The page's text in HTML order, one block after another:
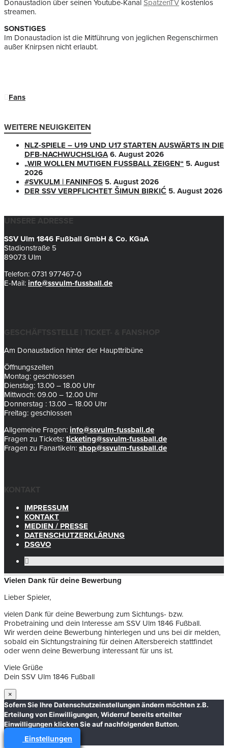
Donaustadion über seinen Youtube-Kanal SpatzenTV kostenlos
streamen.
SONSTIGES
Im Donaustadion ist die Mitführung von jeglichen Regenschirmen
außer Knirpsen nicht erlaubt.
Fans
WEITERE NEUIGKEITEN
NLZ-SPIELE – U19 UND U17 STARTEN AUSWÄRTS IN DIE
DFB-NACHWUCHSLIGA 6. August 2026
„WIR WOLLEN MUTIGEN FUSSBALL ZEIGEN“
5. August
2026
#SVKULM | FANINFOS 5. August 2026
DER SSV VERPFLICHTET ŠIMUN BIRKIĆ 5. August 2026
UNSERE ADRESSE
SSV Ulm 1846 Fußball GmbH & Co. KGaA
Stadionstraße 5
89073 Ulm
Telefon: 0731 977467-0
E-Mail: info@ssvulm-fussball.de
GESCHÄFTSSTELLE | TICKET- & FANSHOP
Am Donaustadion hinter der Haupttribüne
Öffnungszeiten
Montag: geschlossen
Dienstag: 13.00 – 18.00 Uhr
Mittwoch: 09.00 – 12.00 Uhr
Donnerstag : 13.00 – 18.00 Uhr
Freitag: geschlossen
Allgemeine Fragen: info@ssvulm-fussball.de
Fragen zu Tickets: ticketing@ssvulm-fussball.de
Fragen zu Fanartikeln: shop@ssvulm-fussball.de
KONTAKT
IMPRESSUM
KONTAKT
MEDIEN / PRESSE
DATENSCHUTZERKLÄRUNG
DSGVO
Vielen Dank für deine Bewerbung
Lieber Spieler,
vielen Dank für deine Bewerbung zum Sichtungs- bzw.
Probetraining und dein Interesse am SSV Ulm 1846 Fußball.
Wir werden deine Bewerbung hinterlegen und uns bei dir melden,
sobald ein Sichtungstraining für deinen Altersbereich stattfindet
oder wenn deine Bewerbung interessant für uns ist.
Viele Grüße
Dein SSV Ulm 1846 Fußball
×
Sofern Sie Ihre Datenschutzeinstellungen ändern möchten z.B.
Erteilung von Einwilligungen, Widerruf bereits erteilter
Einwilligungen klicken Sie auf nachfolgenden Button.
Einstellungen